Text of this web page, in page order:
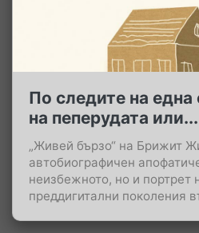
По следите на
на пеперудата или...
„Живей бързо“ на Брижит
автобиографичен
неизбежното, но и портрет
преддигитални поколения